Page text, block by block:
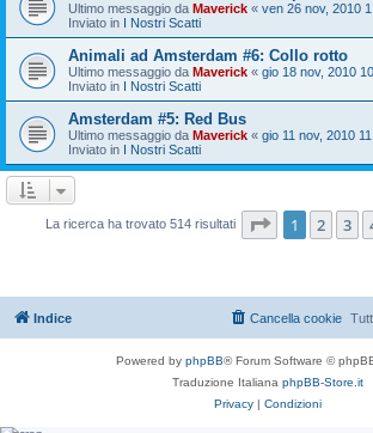
Ultimo messaggio da Maverick « ven 26 nov, 2010
Inviato in I Nostri Scatti
Animali ad Amsterdam #6: Collo rotto
Ultimo messaggio da Maverick « gio 18 nov, 2010
Inviato in I Nostri Scatti
Amsterdam #5: Red Bus
Ultimo messaggio da Maverick « gio 11 nov, 2010
Inviato in I Nostri Scatti
La ricerca ha trovato 514 risultati Pagina di 11
1 2 3
Indice Cancella cookie
Powered by phpBB® Forum Software ©
Traduzione Italiana phpBB-Store.it
Privacy | Condizioni